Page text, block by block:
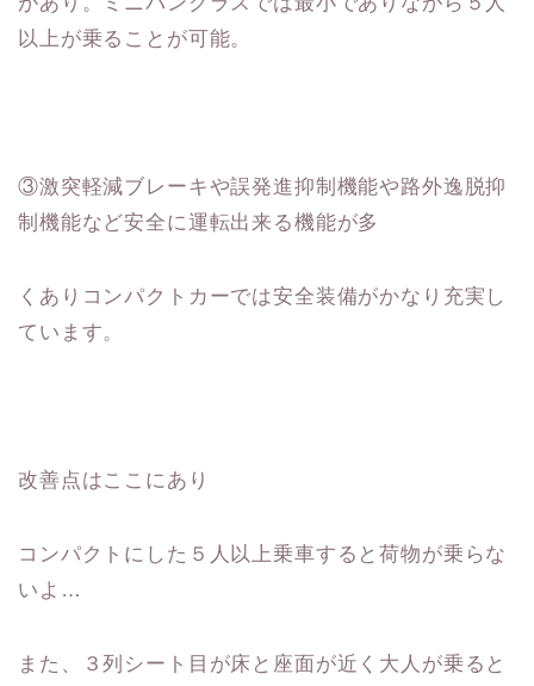
以上が乗ることが可能。
③激突軽減ブレーキや誤発進抑制機能や路外逸脱抑
制機能など安全に運転出来る機能が多
くありコンパクトカーでは安全装備がかなり充実し
ています。
改善点はここにあり
コンパクトにした５人以上乗車すると荷物が乗らな
いよ…
また、３列シート目が床と座面が近く大人が乗ると